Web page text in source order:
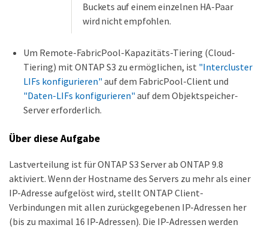
Buckets auf einem einzelnen HA-Paar
wird nicht empfohlen.
Um Remote-FabricPool-Kapazitäts-Tiering (Cloud-
Tiering) mit ONTAP S3 zu ermöglichen, ist "Intercluster
LIFs konfigurieren" auf dem FabricPool-Client und
"Daten-LIFs konfigurieren" auf dem Objektspeicher-
Server erforderlich.
Über diese Aufgabe
Lastverteilung ist für ONTAP S3 Server ab ONTAP 9.8
aktiviert. Wenn der Hostname des Servers zu mehr als einer
IP-Adresse aufgelöst wird, stellt ONTAP Client-
Verbindungen mit allen zurückgegebenen IP-Adressen her
(bis zu maximal 16 IP-Adressen). Die IP-Adressen werden